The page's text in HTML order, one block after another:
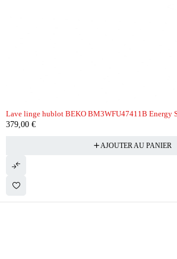
Lave linge hublot BEKO BM3WFU47411B Energy
379,00 €
AJOUTER AU PANIER